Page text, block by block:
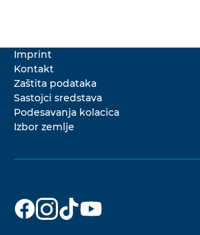
Imprint
Kontakt
Zaštita podataka
Sastojci sredstava
Podesavanja kolacica
Izbor zemlje
Dr. Beckmann
na
Dr. Beckmann
na
Dr. Beckmann
na
Dr. Beckmann